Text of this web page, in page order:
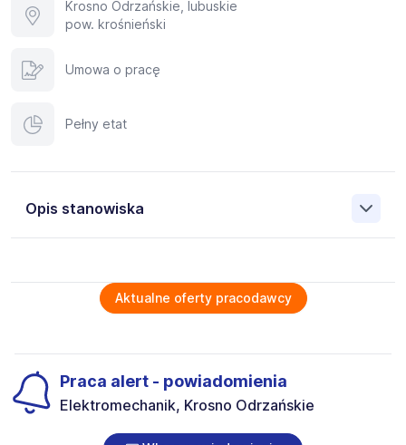
Krosno Odrzańskie, lubuskie
pow. krośnieński
Umowa o pracę
Pełny etat
Opis stanowiska
jakości w pełni online.W naszym centrum produkcyjnym w
Niemczech, w Ketzin, niedaleko Berlina, będziesz
zapraszamy do wzięcia udziału w rekrutacji.
Lakiernik Samochodowy (k/m/x) – praca w Niemczech z
zakwaterowaniem (okolice Berlina, Ketzin)
Aktualne oferty pracodawcy
Praca alert - powiadomienia
Elektromechanik, Krosno Odrzańskie